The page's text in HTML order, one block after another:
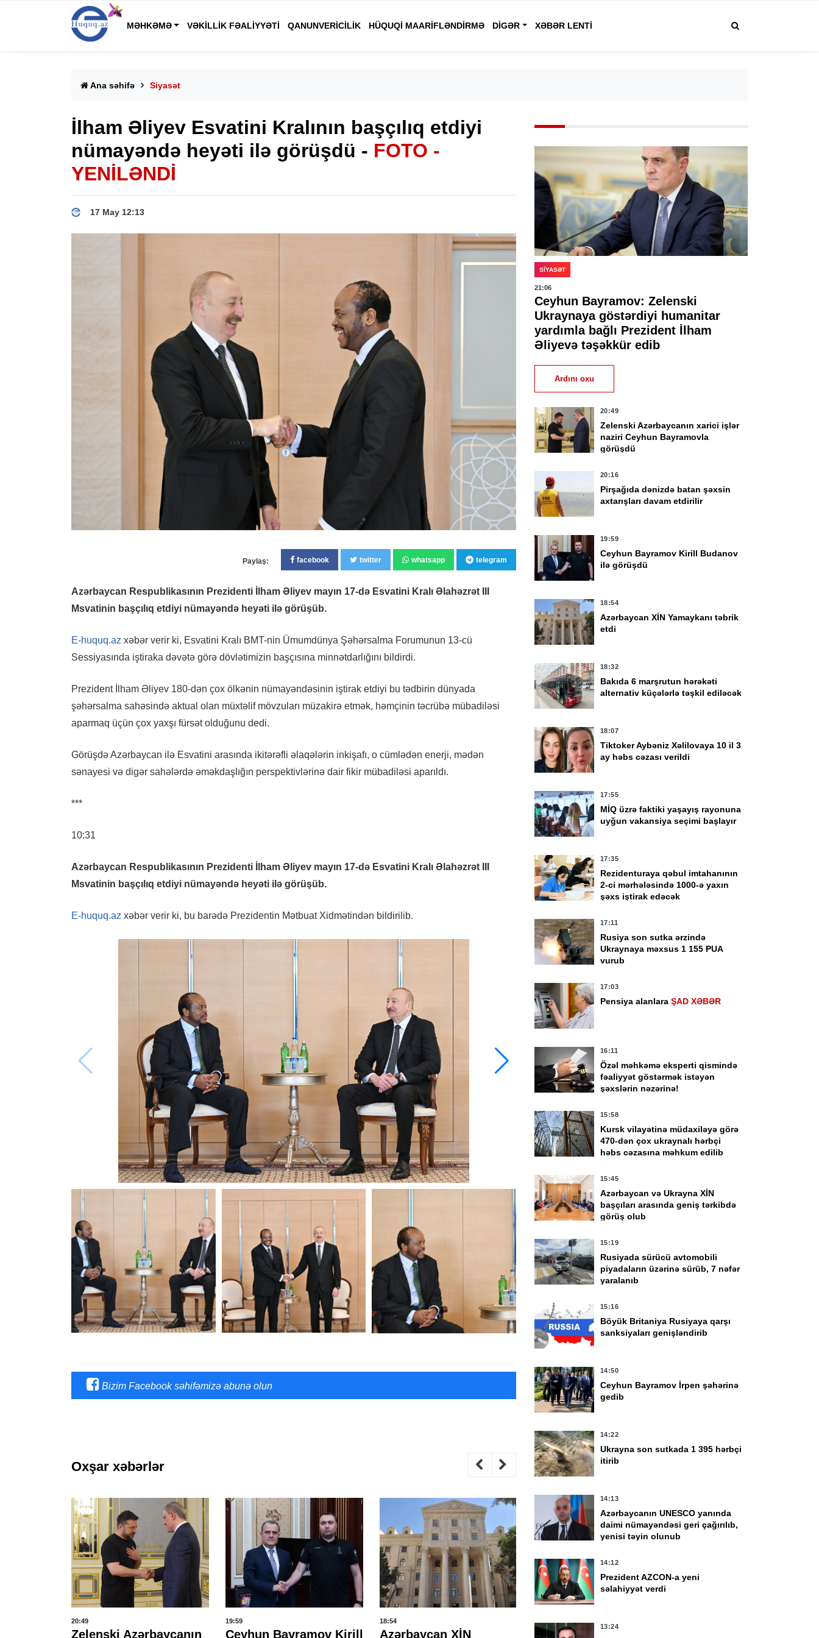
MƏHKƏMƏ VƏKILLIK FƏALIYYƏTI QANUNVERICILIK HÜQUQI MAARIFLƏNDIRMƏ DIGƏR XƏBƏR LENTI
Ana səhifə Siyasət
İlham Əliyev Esvatini Kralının başçılıq etdiyi
nümayəndə heyəti ilə görüşdü - FOTO -
YENİLƏNDİ
17 May 12:13
Paylaş: facebook twitter whatsapp telegram
Azərbaycan Respublikasının Prezidenti İlham Əliyev mayın 17-də Esvatini Kralı Əlahəzrət III
Msvatinin başçılıq etdiyi nümayəndə heyəti ilə görüşüb.
E-huquq.az xəbər verir ki, Esvatini Kralı BMT-nin Ümumdünya Şəhərsalma Forumunun 13-cü
Sessiyasında iştiraka dəvətə görə dövlətimizin başçısına minnətdarlığını bildirdi.
Prezident İlham Əliyev 180-dən çox ölkənin nümayəndəsinin iştirak etdiyi bu tədbirin dünyada
şəhərsalma sahəsində aktual olan müxtəlif mövzuları müzakirə etmək, həmçinin təcrübə mübadiləsi
aparmaq üçün çox yaxşı fürsət olduğunu dedi.
Görüşdə Azərbaycan ilə Esvatini arasında ikitərəfli əlaqələrin inkişafı, o cümlədən enerji, mədən
sənayesi və digər sahələrdə əməkdaşlığın perspektivlərinə dair fikir mübadiləsi aparıldı.
***
10:31
Azərbaycan Respublikasının Prezidenti İlham Əliyev mayın 17-də Esvatini Kralı Əlahəzrət III
Msvatinin başçılıq etdiyi nümayəndə heyəti ilə görüşüb.
E-huquq.az xəbər verir ki, bu barədə Prezidentin Mətbuat Xidmətindən bildirilib.
Bizim Facebook səhifəmizə abunə olun
Oxşar xəbərlər
20:49
Zelenski Azərbaycanın
19:59
Ceyhun Bayramov Kirill
18:54
Azərbaycan XİN
Azərbaycan və Ukrayna
SIYASƏT
21:06
Ceyhun Bayramov: Zelenski
Ukraynaya göstərdiyi humanitar
yardımla bağlı Prezident İlham
Əliyevə təşəkkür edib
Ardını oxu
20:49
Zelenski Azərbaycanın xarici işlər
naziri Ceyhun Bayramovla
görüşdü
20:16
Pirşağıda dənizdə batan şəxsin
axtarışları davam etdirilir
19:59
Ceyhun Bayramov Kirill Budanov
ilə görüşdü
18:54
Azərbaycan XİN Yamaykanı təbrik
etdi
18:32
Bakıda 6 marşrutun hərəkəti
alternativ küçələrlə təşkil ediləcək
18:07
Tiktoker Aybəniz Xəlilovaya 10 il 3
ay həbs cəzası verildi
17:55
MİQ üzrə faktiki yaşayış rayonuna
uyğun vakansiya seçimi başlayır
17:35
Rezidenturaya qəbul imtahanının
2-ci mərhələsində 1000-ə yaxın
şəxs iştirak edəcək
17:11
Rusiya son sutka ərzində
Ukraynaya məxsus 1 155 PUA
vurub
17:03
Pensiya alanlara ŞAD XƏBƏR
16:11
Özəl məhkəmə eksperti qismində
fəaliyyət göstərmək istəyən
şəxslərin nəzərinə!
15:58
Kursk vilayətinə müdaxiləyə görə
470-dən çox ukraynalı hərbçi
həbs cəzasına məhkum edilib
15:45
Azərbaycan və Ukrayna XİN
başçıları arasında geniş tərkibdə
görüş olub
15:19
Rusiyada sürücü avtomobili
piyadaların üzərinə sürüb, 7 nəfər
yaralanıb
15:16
Böyük Britaniya Rusiyaya qarşı
sanksiyaları genişləndirib
14:50
Ceyhun Bayramov İrpen şəhərinə
gedib
14:22
Ukrayna son sutkada 1 395 hərbçi
itirib
14:13
Azərbaycanın UNESCO yanında
daimi nümayəndəsi geri çağırılıb,
yenisi təyin olunub
14:12
Prezident AZCON-a yeni
səlahiyyət verdi
13:24